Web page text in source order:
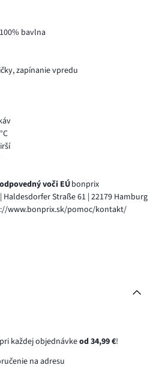
bavlna
zapínanie vpredu
voči EÚbonprix
Straße 61 | 22179 Hamburg
www.bonprix.sk/pomoc/kontakt/
pri každej objednávkeod 34,99 €!
na adresu